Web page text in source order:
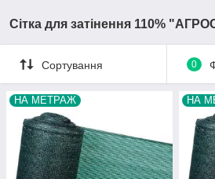
Сітка для затінення 110%
Сортування 0
НА МЕТРАЖ НА